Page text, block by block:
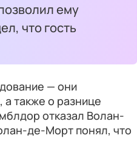
ему
что гость
— они
а также о разнице
отказал Волан-
де-Морт понял, что